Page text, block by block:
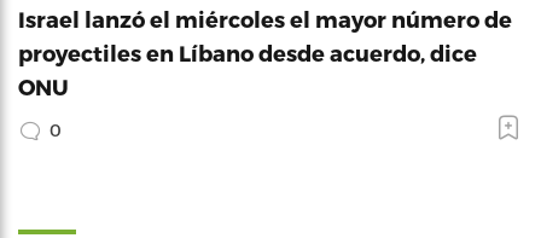
Israel lanzó el miércoles el mayor número de
proyectiles en Líbano desde acuerdo, dice
ONU
0